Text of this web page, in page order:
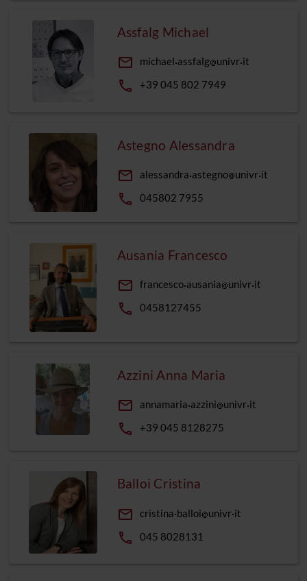
Assfalg Michael
email michael assfalg univr it
phone +39 045 802 7949
Astegno Alessandra
email alessandra astegno univr it
phone 045802 7955
Ausania Francesco
email francesco ausania univr it
phone 0458127455
Azzini Anna Maria
email annamaria azzini univr it
phone +39 045 8128275
Balloi Cristina
email cristina balloi univr it
phone 045 8028131